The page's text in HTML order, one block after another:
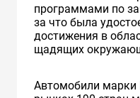
программами по
за что была
достижения в
щадящих
Автомобили марки